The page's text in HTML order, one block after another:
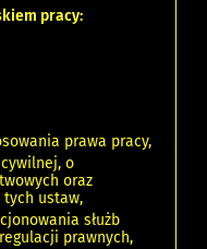
pracy:
prawa pracy,
o
oraz
tych ustaw,
służb
prawnych,